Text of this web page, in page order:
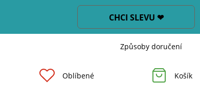
CHCI SLEVU ❤
Způsoby doručení
Oblíbené Košík